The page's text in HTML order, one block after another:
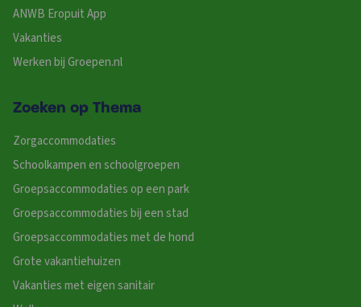
ANWB Eropuit App
Vakanties
Werken bij Groepen.nl
Zoeken op Thema
Zorgaccommodaties
Schoolkampen en schoolgroepen
Groepsaccommodaties op een park
Groepsaccommodaties bij een stad
Groepsaccommodaties met de hond
Grote vakantiehuizen
Vakanties met eigen sanitair